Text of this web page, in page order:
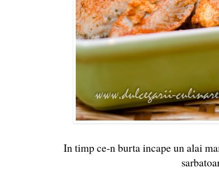
In timp ce-n burta incape un alai